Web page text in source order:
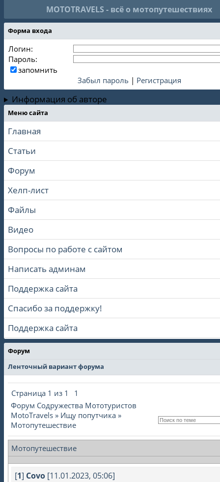
MOTOTRAVELS - всё о мотопутешествиях
Форма входа
Логин:
Пароль:
запомнить
Забыл пароль | Регистрация
Информация об авторе
Меню сайта
Главная
Статьи
Форум
Хелп-лист
Файлы
Видео
Вопросы по работе с сайтом
Написать админам
Поддержка сайта
Спасибо за поддержку!
Поддержка сайта
Форум
Ленточный вариант форума
Страница 1 из 1
1
Форум Содружества Мототуристов
MotoTravels » Ищу попутчика »
Мотопутешествие
Мотопутешествие
[1] Covo [11.01.2023, 05:06]